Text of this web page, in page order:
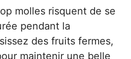
molles risquent de se
pendant la
des fruits fermes,
maintenir une belle